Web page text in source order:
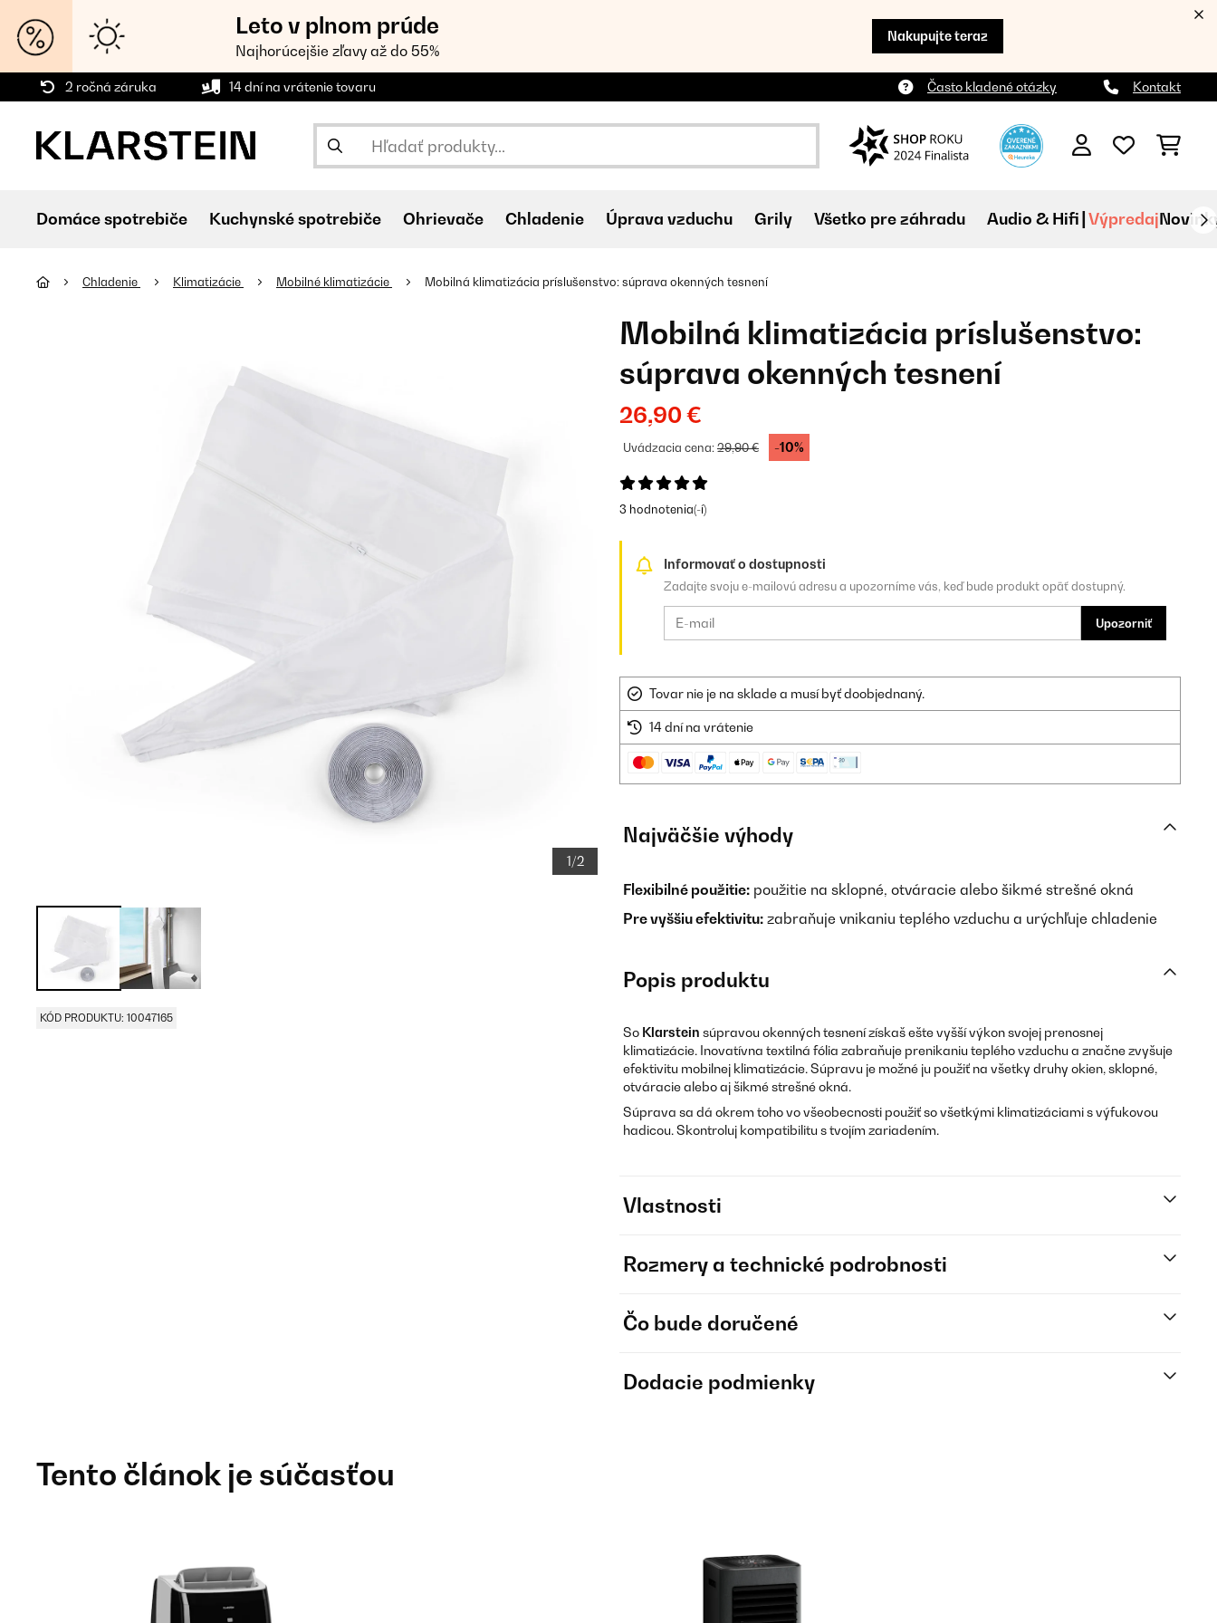
Leto v plnom prúde
Najhorúcejšie zľavy až do 55%
Nakupujte teraz
2 ročná záruka 14 dní na vrátenie tovaru Často kladené otázky Kontakt
Domáce spotrebiče Kuchynské spotrebiče Ohrievače Chladenie Úprava vzduchu Grily Všetko pre záhradu Audio & Hifi Výpredaj
Chladenie Klimatizácie Mobilné klimatizácie Mobilná klimatizácia príslušenstvo: súprava okenných tesnení
1/2
KÓD PRODUKTU: 10047165
Mobilná klimatizácia príslušenstvo:
súprava okenných tesnení
26,90 €
Uvádzacia cena:29,90 € -10%
3 hodnotenia(-í)
Informovať o dostupnosti
Zadajte svoju e-mailovú adresu a upozorníme vás, keď bude produkt opäť dostupný.
Upozorniť
Tovar nie je na sklade a musí byť doobjednaný.
14 dní na vrátenie
Najväčšie výhody
Flexibilné použitie: použitie na sklopné, otváracie alebo šikmé strešné okná
Pre vyššiu efektivitu: zabraňuje vnikaniu teplého vzduchu a urýchľuje chladenie
Popis produktu
So Klarstein súpravou okenných tesnení získaš ešte vyšší výkon svojej prenosnej
klimatizácie. Inovatívna textilná fólia zabraňuje prenikaniu teplého vzduchu a značne zvyšuje
efektivitu mobilnej klimatizácie. Súpravu je možné ju použiť na všetky druhy okien, sklopné,
otváracie alebo aj šikmé strešné okná.
Súprava sa dá okrem toho vo všeobecnosti použiť so všetkými klimatizáciami s výfukovou
hadicou. Skontroluj kompatibilitu s tvojím zariadením.
Vlastnosti
Rozmery a technické podrobnosti
Čo bude doručené
Dodacie podmienky
Tento článok je súčasťou